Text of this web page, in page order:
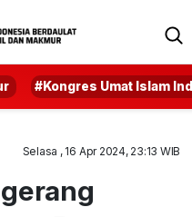
#Kongres Umat Islam
Selasa , 16 Apr 2024, 23:13 WIB